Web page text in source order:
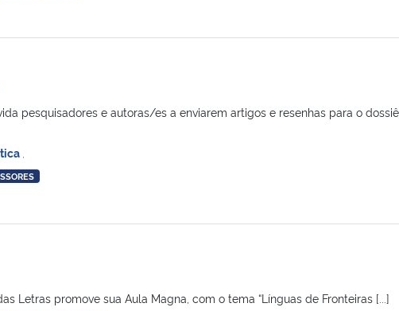
pesquisadores e autoras/es a enviarem artigos e resenhas para o
Letras promove sua Aula Magna, com o tema “Línguas de Fronteiras [...]